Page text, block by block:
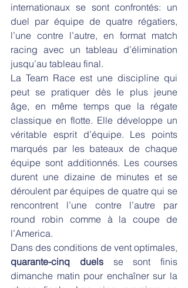
internationaux se sont confrontés: un
duel par équipe de quatre régatiers,
l’une contre l’autre, en format match
racing avec un tableau d’élimination
jusqu’au tableau final.
La Team Race est une discipline qui
peut se pratiquer dès le plus jeune
âge, en même temps que la régate
classique en flotte. Elle développe un
véritable esprit d’équipe. Les points
marqués par les bateaux de chaque
équipe sont additionnés. Les courses
durent une dizaine de minutes et se
déroulent par équipes de quatre qui se
rencontrent l’une contre l’autre par
round robin comme à la coupe de
l’America.
Dans des conditions de vent optimales,
quarante-cinq duels se sont finis
dimanche matin pour enchaîner sur la